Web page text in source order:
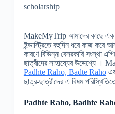
scholarship
MakeMyTrip আমাদের কাছে এক
ইন্ডাস্ট্রিতে বহুদিন ধরে কাজ
কারণে বিভিন্ন বেসরকারি সংস্থা
ছাত্রীদের সাহায্যের উদ্দেশ্যে
Padhte Raho, Badte Raho
ছাত্র-ছাত্রীদের এ বিষম
Padhte Raho, Badhte